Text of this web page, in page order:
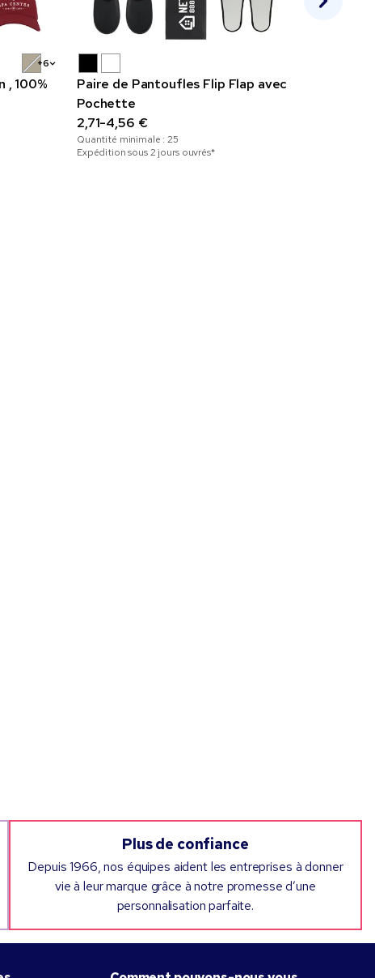
+6
, 100%
Paire de Pantoufles Flip Flap avec
Pochette
2,71-4,56 €
Quantité minimale :25
Expédition sous 2 jours ouvrés*
Plus de confiance
Depuis 1966, nos équipes aident les entreprises à donner
vie à leur marque grâce à notre promesse d’une
personnalisation parfaite.